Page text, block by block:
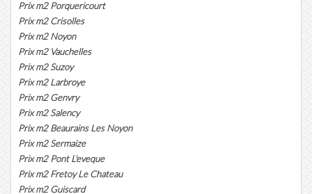
Prix m2 Porquericourt
Prix m2 Crisolles
Prix m2 Noyon
Prix m2 Vauchelles
Prix m2 Suzoy
Prix m2 Larbroye
Prix m2 Genvry
Prix m2 Salency
Prix m2 Beaurains Les Noyon
Prix m2 Sermaize
Prix m2 Pont L'eveque
Prix m2 Fretoy Le Chateau
Prix m2 Guiscard